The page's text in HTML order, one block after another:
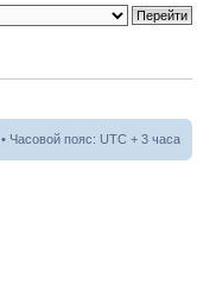
• Часовой пояс: UTC + 3 часа